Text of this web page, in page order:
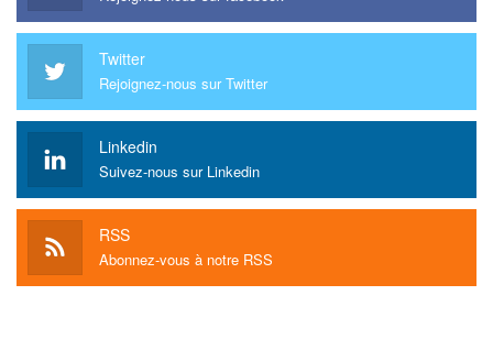
Twitter
Rejoignez-nous sur Twitter
Linkedin
Suivez-nous sur Linkedin
RSS
Abonnez-vous à notre RSS